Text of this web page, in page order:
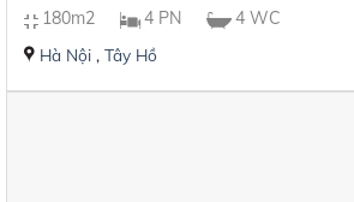
180m2 4 PN 4 WC
Hà Nội, Tây Hồ